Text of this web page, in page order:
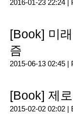
2016-01-23 22:24 |
[Book] 미
즘
2015-06-13 02:45 |
[Book] 제
2015-02-02 02:02 |